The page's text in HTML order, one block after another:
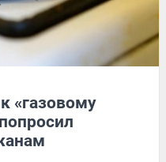
«газовому